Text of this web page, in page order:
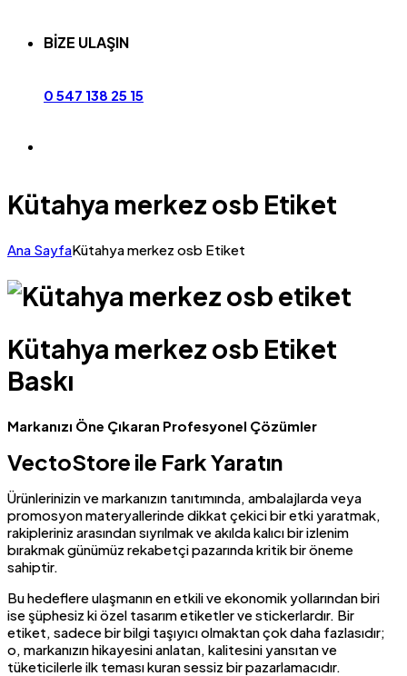
BİZE ULAŞIN
0 547 138 25 15
Kütahya merkez osb Etiket
Ana SayfaKütahya merkez osb Etiket
Kütahya merkez osb Etiket
Baskı
Markanızı Öne Çıkaran Profesyonel Çözümler
VectoStore ile Fark Yaratın
Ürünlerinizin ve markanızın tanıtımında, ambalajlarda veya
promosyon materyallerinde dikkat çekici bir etki yaratmak,
rakipleriniz arasından sıyrılmak ve akılda kalıcı bir izlenim
bırakmak günümüz rekabetçi pazarında kritik bir öneme
sahiptir.
Bu hedeflere ulaşmanın en etkili ve ekonomik yollarından biri
ise şüphesiz ki özel tasarım etiketler ve stickerlardır. Bir
etiket, sadece bir bilgi taşıyıcı olmaktan çok daha fazlasıdır;
o, markanızın hikayesini anlatan, kalitesini yansıtan ve
tüketicilerle ilk teması kuran sessiz bir pazarlamacıdır.